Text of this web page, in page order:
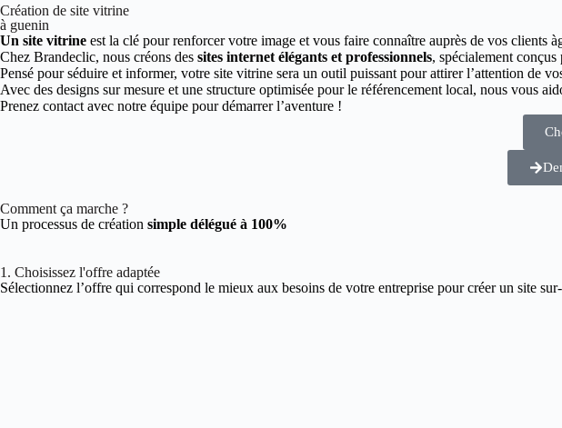
Création de site vitrine
à guenin
Un site vitrine est la clé pour renforcer votre image et vous faire connaître auprès de vos clients
Chez Brandeclic, nous créons des sites internet élégants et professionnels, spécialement
Pensé pour séduire et informer, votre site vitrine sera un outil puissant pour attirer l’attention de
Avec des designs sur mesure et une structure optimisée pour le référencement local, nous vous
Prenez contact avec notre équipe pour démarrer l’aventure !
Comment ça marche ?
Un processus de création simple délégué à 100%
1. Choisissez l'offre adaptée
Sélectionnez l’offre qui correspond le mieux aux besoins de votre entreprise pour créer un site